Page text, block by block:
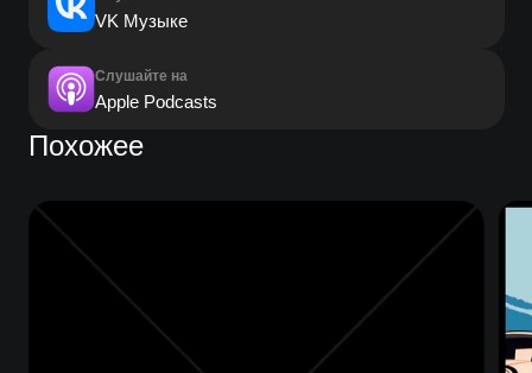
VK Музыке
Слушайте на
Apple Podcasts
Похожее